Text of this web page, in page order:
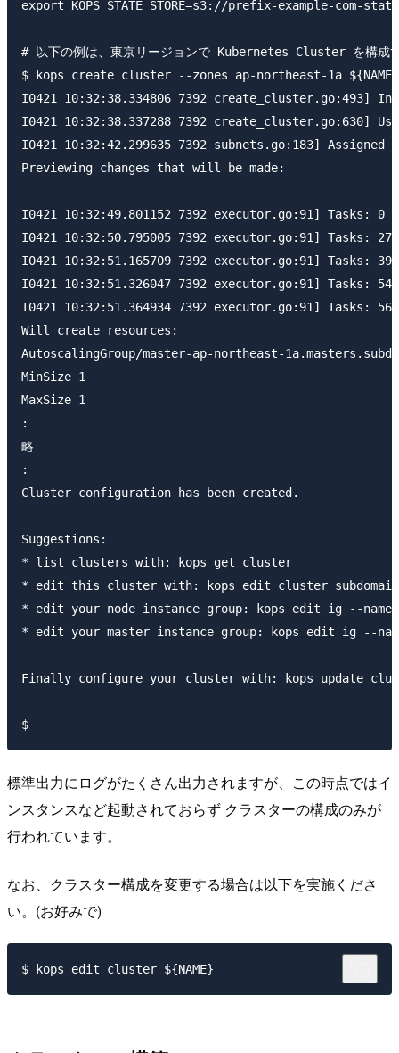
export KOPS_STATE_STORE=s3://prefix-example-com-
# 以下の例は、東京リージョンで Kubernetes Cluster を構成
$ kops create cluster --zones ap-northeast-1a ${NAME}
I0421 10:32:38.334806 7392 create_cluster.go:493]
I0421 10:32:38.337288 7392 create_cluster.go:630]
I0421 10:32:42.299635 7392 subnets.go:183]
Previewing changes that will be made:
I0421 10:32:49.801152 7392 executor.go:91] Tasks:
I0421 10:32:50.795005 7392 executor.go:91] Tasks:
I0421 10:32:51.165709 7392 executor.go:91] Tasks:
I0421 10:32:51.326047 7392 executor.go:91] Tasks:
I0421 10:32:51.364934 7392 executor.go:91] Tasks:
Will create resources:
AutoscalingGroup/master-ap-northeast-
MinSize 1
MaxSize 1
:
略
:
Cluster configuration has been created.
Suggestions:
* list clusters with: kops get cluster
* edit this cluster with: kops edit cluster
* edit your node instance group: kops edit ig --
* edit your master instance group: kops edit ig --
Finally configure your cluster with: kops update
標準出力にログがたくさん出力されますが、この時点ではイ
ンスタンスなど起動されておらず クラスターの構成のみが
行われています。
なお、クラスター構成を変更する場合は以下を実施くださ
い。(お好みで)